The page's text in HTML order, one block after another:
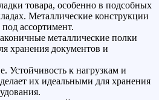
товара, особенно в подсобных
Металлические конструкции
ассортимент.
металлические полки
хранения документов и
Устойчивость к нагрузкам и
их идеальными для хранения